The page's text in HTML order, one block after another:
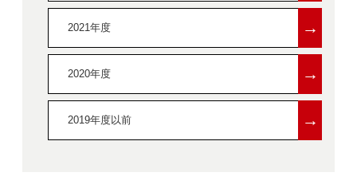
2021年度 →
2020年度 →
2019年度以前 →